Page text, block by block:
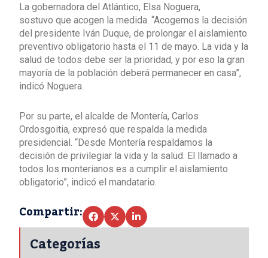
La gobernadora del Atlántico, Elsa Noguera,
sostuvo que acogen la medida. “Acogemos la decisión
del presidente Iván Duque, de prolongar el aislamiento
preventivo obligatorio hasta el 11 de mayo. La vida y la
salud de todos debe ser la prioridad, y por eso la gran
mayoría de la población deberá permanecer en casa”,
indicó Noguera.
Por su parte, el alcalde de Montería, Carlos
Ordosgoitia, expresó que respalda la medida
presidencial. “Desde Montería respaldamos la
decisión de privilegiar la vida y la salud. El llamado a
todos los monterianos es a cumplir el aislamiento
obligatorio”, indicó el mandatario.
Compartir:
Categorías